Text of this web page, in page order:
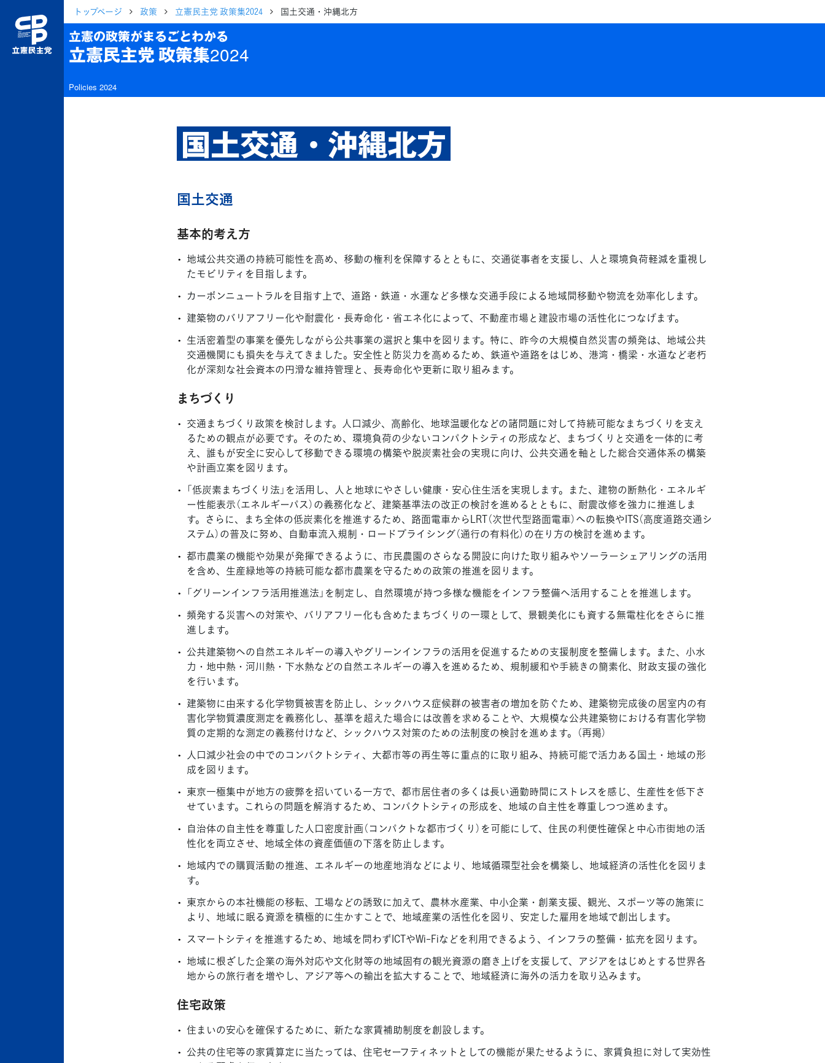
トップページ 政策 立憲民主党 政策集2024 国土交通・沖縄北方
立憲の政策がまるごとわかる
立憲民主党 政策集2024
Policies 2024
国土交通・沖縄北方
国土交通
基本的考え方
地域公共交通の持続可能性を高め、移動の権利を保障するとともに、交通従事者を支援し、人と環境負荷軽減を重視し
たモビリティを目指します。
カーボンニュートラルを目指す上で、道路・鉄道・水運など多様な交通手段による地域間移動や物流を効率化します。
建築物のバリアフリー化や耐震化・長寿命化・省エネ化によって、不動産市場と建設市場の活性化につなげます。
生活密着型の事業を優先しながら公共事業の選択と集中を図ります。特に、昨今の大規模自然災害の頻発は、地域公共
交通機関にも損失を与えてきました。安全性と防災力を高めるため、鉄道や道路をはじめ、港湾・橋梁・水道など老朽
化が深刻な社会資本の円滑な維持管理と、長寿命化や更新に取り組みます。
まちづくり
交通まちづくり政策を検討します。人口減少、高齢化、地球温暖化などの諸問題に対して持続可能なまちづくりを支え
るための観点が必要です。そのため、環境負荷の少ないコンパクトシティの形成など、まちづくりと交通を一体的に考
え、誰もが安全に安心して移動できる環境の構築や脱炭素社会の実現に向け、公共交通を軸とした総合交通体系の構築
や計画立案を図ります。
「低炭素まちづくり法」を活用し、人と地球にやさしい健康・安心住生活を実現します。また、建物の断熱化・エネルギ
ー性能表示（エネルギーパス）の義務化など、建築基準法の改正の検討を進めるとともに、耐震改修を強力に推進しま
す。さらに、まち全体の低炭素化を推進するため、路面電車からLRT（次世代型路面電車）への転換やITS（高度道路交通シ
ステム）の普及に努め、自動車流入規制・ロードプライシング（通行の有料化）の在り方の検討を進めます。
都市農業の機能や効果が発揮できるように、市民農園のさらなる開設に向けた取り組みやソーラーシェアリングの活用
を含め、生産緑地等の持続可能な都市農業を守るための政策の推進を図ります。
「グリーンインフラ活用推進法」を制定し、自然環境が持つ多様な機能をインフラ整備へ活用することを推進します。
頻発する災害への対策や、バリアフリー化も含めたまちづくりの一環として、景観美化にも資する無電柱化をさらに推
進します。
公共建築物への自然エネルギーの導入やグリーンインフラの活用を促進するための支援制度を整備します。また、小水
力・地中熱・河川熱・下水熱などの自然エネルギーの導入を進めるため、規制緩和や手続きの簡素化、財政支援の強化
を行います。
建築物に由来する化学物質被害を防止し、シックハウス症候群の被害者の増加を防ぐため、建築物完成後の居室内の有
害化学物質濃度測定を義務化し、基準を超えた場合には改善を求めることや、大規模な公共建築物における有害化学物
質の定期的な測定の義務付けなど、シックハウス対策のための法制度の検討を進めます。（再掲）
人口減少社会の中でのコンパクトシティ、大都市等の再生等に重点的に取り組み、持続可能で活力ある国土・地域の形
成を図ります。
東京一極集中が地方の疲弊を招いている一方で、都市居住者の多くは長い通勤時間にストレスを感じ、生産性を低下さ
せています。これらの問題を解消するため、コンパクトシティの形成を、地域の自主性を尊重しつつ進めます。
自治体の自主性を尊重した人口密度計画（コンパクトな都市づくり）を可能にして、住民の利便性確保と中心市街地の活
性化を両立させ、地域全体の資産価値の下落を防止します。
地域内での購買活動の推進、エネルギーの地産地消などにより、地域循環型社会を構築し、地域経済の活性化を図りま
す。
東京からの本社機能の移転、工場などの誘致に加えて、農林水産業、中小企業・創業支援、観光、スポーツ等の施策に
より、地域に眠る資源を積極的に生かすことで、地域産業の活性化を図り、安定した雇用を地域で創出します。
スマートシティを推進するため、地域を問わずICTやWi-Fiなどを利用できるよう、インフラの整備・拡充を図ります。
地域に根ざした企業の海外対応や文化財等の地域固有の観光資源の磨き上げを支援して、アジアをはじめとする世界各
地からの旅行者を増やし、アジア等への輸出を拡大することで、地域経済に海外の活力を取り込みます。
住宅政策
住まいの安心を確保するために、新たな家賃補助制度を創設します。
公共の住宅等の家賃算定に当たっては、住宅セーフティネットとしての機能が果たせるように、家賃負担に対して実効性